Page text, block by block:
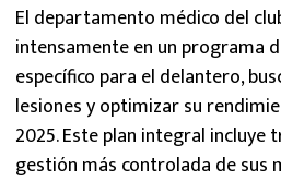
El departamento médico del
intensamente en un programa
específico para el delantero,
lesiones y optimizar su
2025. Este plan integral incluye
gestión más controlada de sus